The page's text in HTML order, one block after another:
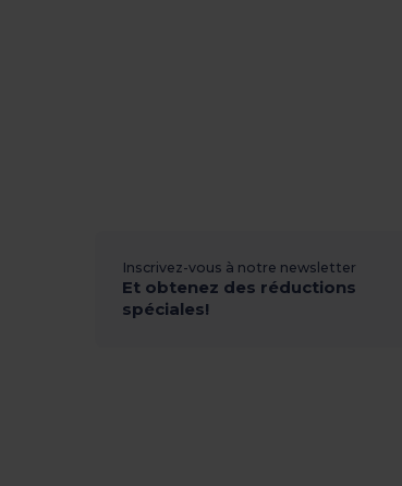
Inscrivez-vous à notre newsletter
Et obtenez des réductions
spéciales!